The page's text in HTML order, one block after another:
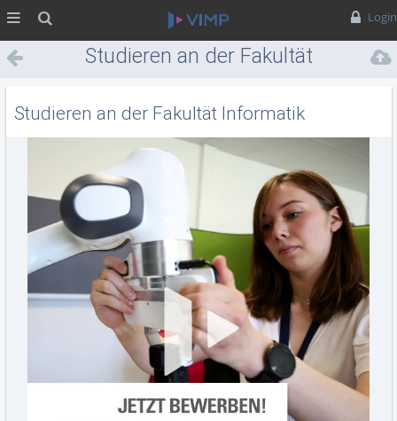
Login
Studieren an der Fakultät
Informatik
Studieren an der Fakultät Informatik